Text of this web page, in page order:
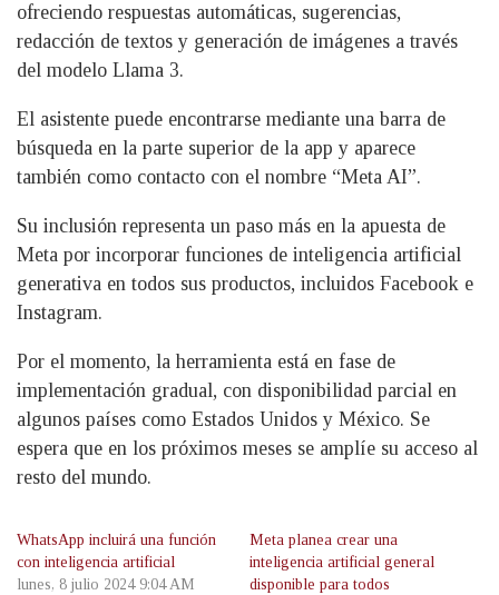
ofreciendo respuestas automáticas, sugerencias,
redacción de textos y generación de imágenes a través
del modelo Llama 3.
El asistente puede encontrarse mediante una barra de
búsqueda en la parte superior de la app y aparece
también como contacto con el nombre “Meta AI”.
Su inclusión representa un paso más en la apuesta de
Meta por incorporar funciones de inteligencia artificial
generativa en todos sus productos, incluidos Facebook e
Instagram.
Por el momento, la herramienta está en fase de
implementación gradual, con disponibilidad parcial en
algunos países como Estados Unidos y México. Se
espera que en los próximos meses se amplíe su acceso al
resto del mundo.
WhatsApp incluirá una función
con inteligencia artificial
lunes, 8 julio 2024 9:04 AM
Meta planea crear una
inteligencia artificial general
disponible para todos